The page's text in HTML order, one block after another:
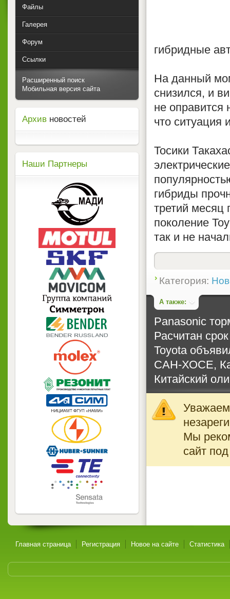
гибридные
На данный
снизился, и
не
что ситуация
Тосики
гибриды
третий месяц
поколение
так и не
Категория:
А также:
Panasonic
Расчитан
Toyota
САН-ХОСЕ,
Китайский
Мы
сайт
Файлы
Галерея
Форум
Ссылки
Расширенный поиск
Мобильная версия сайта
Архив новостей
Наши Партнеры
Главная страница Регистрация Новое на сайте Статистика